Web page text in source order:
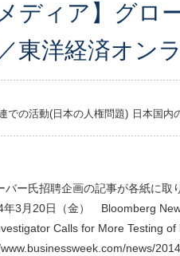
メディア】グロ
東洋経済オン
での活動(日本の人権問題) 日本国内
バー氏招聘企画の記事が各紙に取
年3月20日（金） Bloomberg
Calls for More Testing
news/